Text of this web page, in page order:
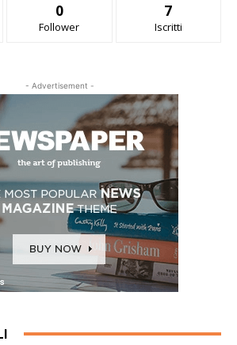
0
Follower
7
Iscritti
- Advertisement -